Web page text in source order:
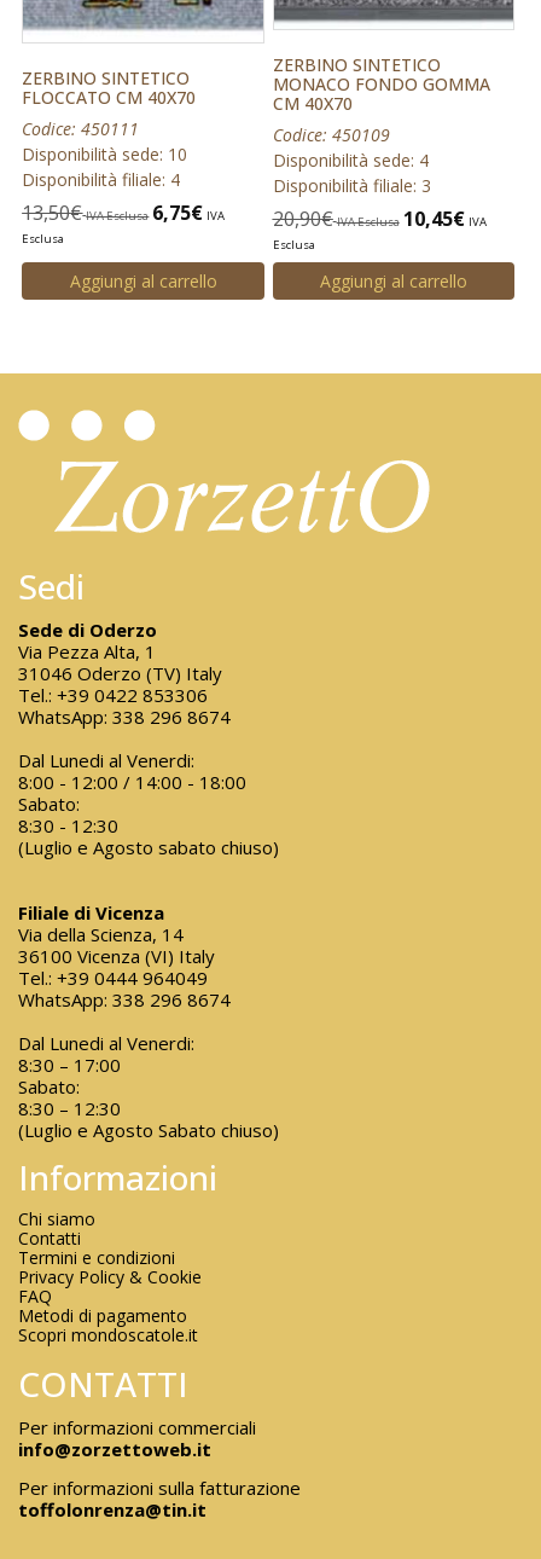
ZERBINO SINTETICO
FLOCCATO CM 40X70
Codice: 450111
Disponibilità sede: 10
Disponibilità filiale: 4
13,50€ IVA Esclusa 6,75€ IVA
Esclusa
Aggiungi al carrello
ZERBINO SINTETICO
MONACO FONDO GOMMA
CM 40X70
Codice: 450109
Disponibilità sede: 4
Disponibilità filiale: 3
20,90€ IVA Esclusa 10,45€ IVA
Esclusa
Aggiungi al carrello
Sedi
Sede di Oderzo
Via Pezza Alta, 1
31046 Oderzo (TV) Italy
Tel.: +39 0422 853306
WhatsApp: 338 296 8674
Dal Lunedi al Venerdi:
8:00 - 12:00 / 14:00 - 18:00
Sabato:
8:30 - 12:30
(Luglio e Agosto sabato chiuso)
Filiale di Vicenza
Via della Scienza, 14
36100 Vicenza (VI) Italy
Tel.: +39 0444 964049
WhatsApp: 338 296 8674
Dal Lunedi al Venerdi:
8:30 – 17:00
Sabato:
8:30 – 12:30
(Luglio e Agosto Sabato chiuso)
Informazioni
Chi siamo
Contatti
Termini e condizioni
Privacy Policy & Cookie
FAQ
Metodi di pagamento
Scopri mondoscatole.it
CONTATTI
Per informazioni commerciali
info@zorzettoweb.it
Per informazioni sulla fatturazione
toffolonrenza@tin.it